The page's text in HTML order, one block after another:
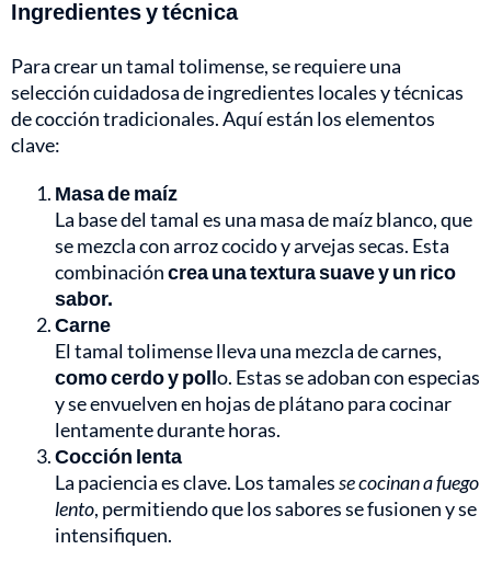
Ingredientes y técnica
Para crear un tamal tolimense, se requiere una
selección cuidadosa de ingredientes locales y técnicas
de cocción tradicionales. Aquí están los elementos
clave:
Masa de maíz
La base del tamal es una masa de maíz blanco, que
se mezcla con arroz cocido y arvejas secas. Esta
combinacióncrea una textura suave y un rico
sabor.
Carne
El tamal tolimense lleva una mezcla de carnes,
como cerdo y pollo. Estas se adoban con especias
y se envuelven en hojas de plátano para cocinar
lentamente durante horas.
Cocción lenta
La paciencia es clave. Los tamalesse cocinan a fuego
lento, permitiendo que los sabores se fusionen y se
intensifiquen.